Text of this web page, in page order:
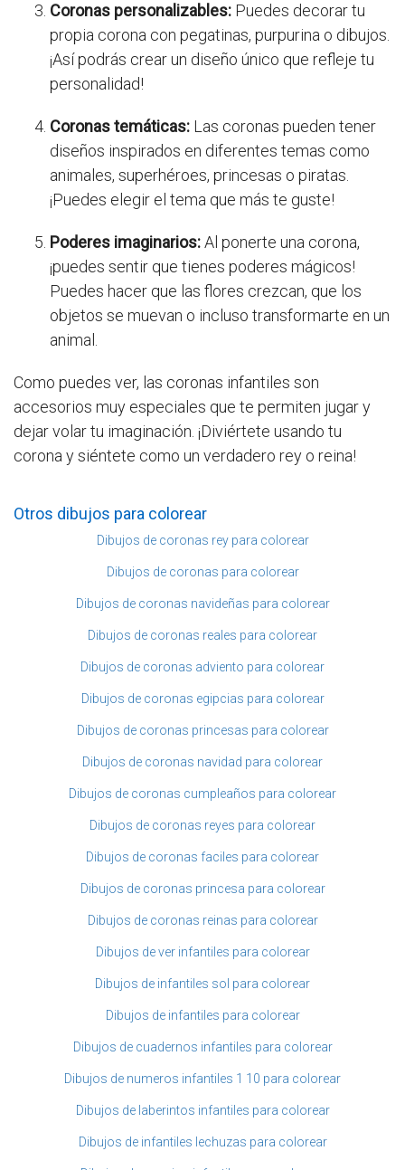
Coronas personalizables: Puedes decorar tu
propia corona con pegatinas, purpurina o dibujos.
¡Así podrás crear un diseño único que refleje tu
personalidad!
Coronas temáticas: Las coronas pueden tener
diseños inspirados en diferentes temas como
animales, superhéroes, princesas o piratas.
¡Puedes elegir el tema que más te guste!
Poderes imaginarios:Al ponerte una corona,
¡puedes sentir que tienes poderes mágicos!
Puedes hacer que las flores crezcan, que los
objetos se muevan o incluso transformarte en un
animal.
Como puedes ver, las coronas infantiles son
accesorios muy especiales que te permiten jugar y
dejar volar tu imaginación. ¡Diviértete usando tu
corona y siéntete como un verdadero rey o reina!
Otros dibujos para colorear
Dibujos de coronas rey para colorear
Dibujos de coronas para colorear
Dibujos de coronas navideñas para colorear
Dibujos de coronas reales para colorear
Dibujos de coronas adviento para colorear
Dibujos de coronas egipcias para colorear
Dibujos de coronas princesas para colorear
Dibujos de coronas navidad para colorear
Dibujos de coronas cumpleaños para colorear
Dibujos de coronas reyes para colorear
Dibujos de coronas faciles para colorear
Dibujos de coronas princesa para colorear
Dibujos de coronas reinas para colorear
Dibujos de ver infantiles para colorear
Dibujos de infantiles sol para colorear
Dibujos de infantiles para colorear
Dibujos de cuadernos infantiles para colorear
Dibujos de numeros infantiles 1 10 para colorear
Dibujos de laberintos infantiles para colorear
Dibujos de infantiles lechuzas para colorear